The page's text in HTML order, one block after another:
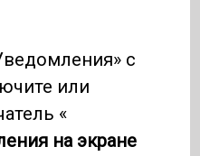
с
или
«
на экране